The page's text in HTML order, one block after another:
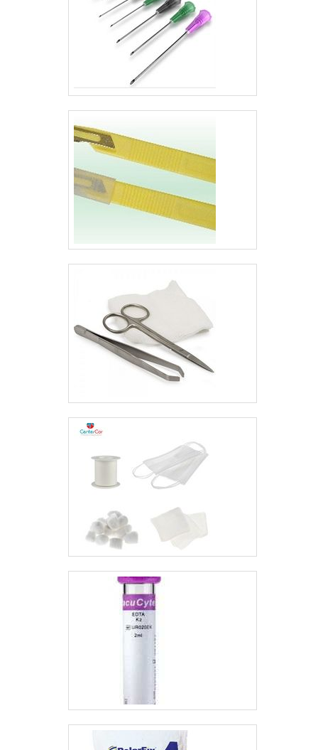
que tem despontado no
mercado por toda
seriedade e qualidade o
que fecha todo o ciclo de
entrega com excelência
para seus parceiros..
comprometida com
os serviços e
inovadora,
qualificações
a empresa possuir
escritório de alta
realizadas as
atividades e estrutura
suficiente para
atender todas as
demandas. Esses
associados e
profissionais
certificados,
garantem o sucesso
de cada cliente de
ponta a ponta.
para acessar o nosso
sobre a empresa,
nossos serviços e
produtos. Se preferir,
entre em contato com
profissionais
especializados, a